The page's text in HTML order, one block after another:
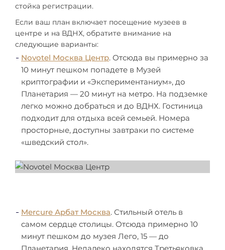
стойка регистрации.
Если ваш план включает посещение музеев в
центре и на ВДНХ, обратите внимание на
следующие варианты:
Novotel Москва Центр. Отсюда вы примерно за
10 минут пешком попадете в Музей
криптографии и «Экспериментаниум», до
Планетария — 20 минут на метро. На подземке
легко можно добраться и до ВДНХ. Гостиница
подходит для отдыха всей семьей. Номера
просторные, доступны завтраки по системе
«шведский стол».
Mercure Арбат Москва. Стильный отель в
самом сердце столицы. Отсюда примерно 10
минут пешком до музея Лего, 15 — до